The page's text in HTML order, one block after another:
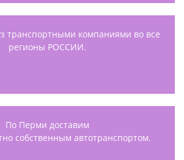
транспортными компаниями во все
регионы РОССИИ.
По Перми доставим
собственным автотранспортом.